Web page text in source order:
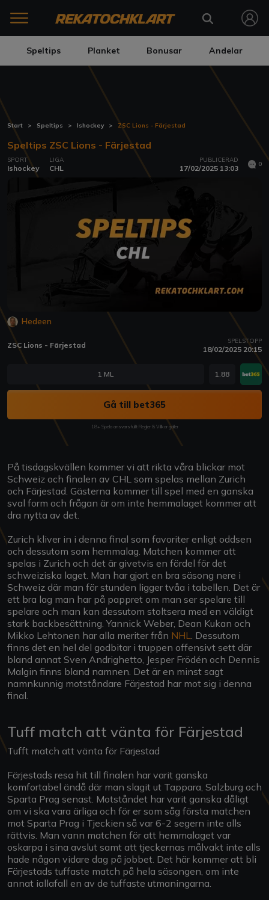
Speltips Planket Bonusar Andelar
Start Speltips Ishockey ZSC Lions - Färjestad
Speltips ZSC Lions - Färjestad
SPORT
Ishockey
LIGA
CHL
PUBLICERAD
17/02/2025 13:03 0
Hedeen
ZSC Lions - Färjestad SPELSTOPP
18/02/2025 20:15
1 ML 1.88
Gå till bet365
18+ Spela ansvarsfullt Regler & Villkor gäller
På tisdagskvällen kommer vi att rikta våra blickar mot
Schweiz och finalen av CHL som spelas mellan Zurich
och Färjestad. Gästerna kommer till spel med en ganska
sval form och frågan är om inte hemmalaget kommer att
dra nytta av det.
Zurich kliver in i denna final som favoriter enligt oddsen
och dessutom som hemmalag. Matchen kommer att
spelas i Zurich och det är givetvis en fördel för det
schweiziska laget. Man har gjort en bra säsong nere i
Schweiz där man för stunden ligger tvåa i tabellen. Det är
ett bra lag man har på pappret om man ser spelare till
spelare och man kan dessutom stoltsera med en väldigt
stark backbesättning. Yannick Weber, Dean Kukan och
Mikko Lehtonen har alla meriter från NHL
. Dessutom
finns det en hel del godbitar i truppen offensivt sett där
bland annat Sven Andrighetto, Jesper Frödén och Dennis
Malgin finns bland namnen. Det är en minst sagt
namnkunnig motståndare Färjestad har mot sig i denna
final.
Tuff match att vänta för Färjestad
Tufft match att vänta för Färjestad
Färjestads resa hit till finalen har varit ganska
komfortabel ändå där man slagit ut Tappara, Salzburg och
Sparta Prag senast. Motståndet har varit ganska dåligt
om vi ska vara ärliga och för er som såg första matchen
mot Sparta Prag i Tjeckien så var 6-2 segern inte alls
rättvis. Man vann matchen för att hemmalaget var
oskarpa i sina avslut samt att tjeckernas målvakt inte alls
hade någon vidare dag på jobbet. Det här kommer att bli
Färjestads tuffaste match på hela säsongen, om inte
annat iallafall en av de tuffaste utmaningarna.